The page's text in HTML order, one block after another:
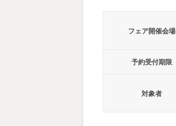
フェア開催会場
予約受付期限
対象者